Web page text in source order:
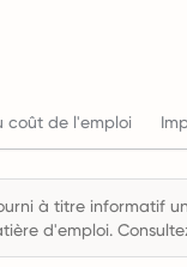
coût de l'emploi
à titre informatif
d'emploi.